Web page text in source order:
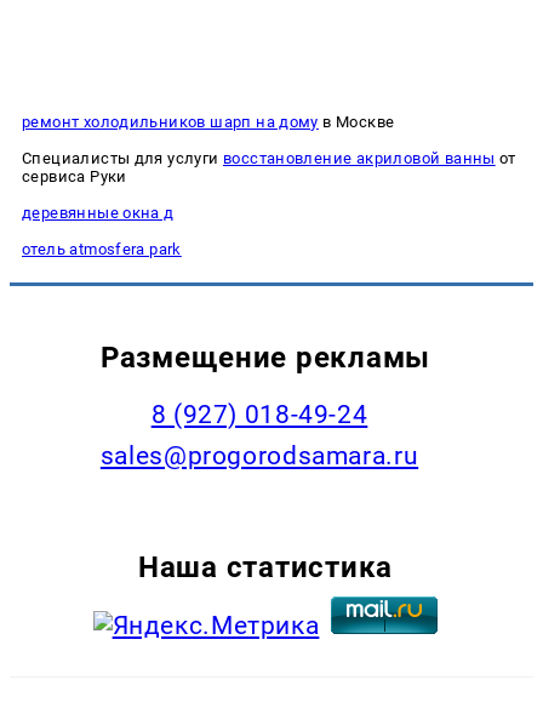
ремонт холодильников шарп на дому в Москве
Специалисты для услуги восстановление акриловой ванны от
сервиса Руки
деревянные окна д
отель atmosfera park
Размещение рекламы
8 (927) 018-49-24
sales@progorodsamara.ru
Наша статистика